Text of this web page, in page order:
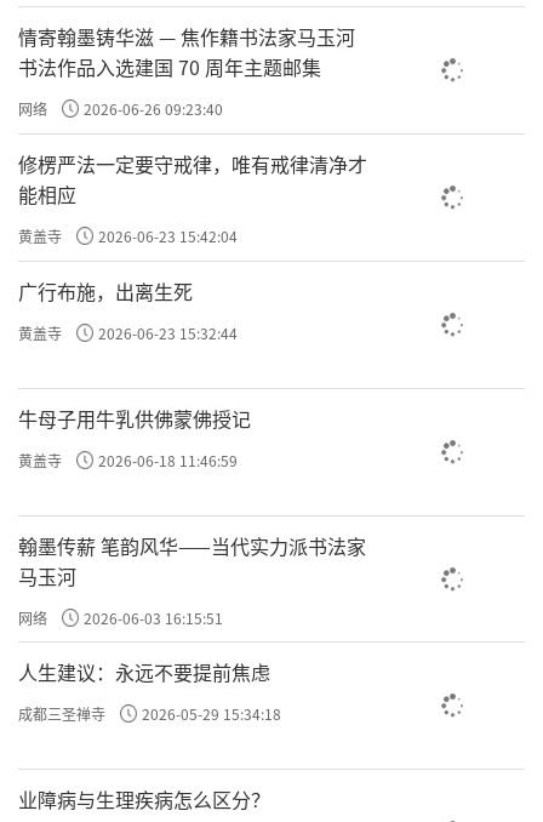
情寄翰墨铸华滋 — 焦作籍书法家马玉河
书法作品入选建国 70 周年主题邮集
网络 2026-06-26 09:23:40
修楞严法一定要守戒律，唯有戒律清净才
能相应
黄盖寺 2026-06-23 15:42:04
广行布施，出离生死
黄盖寺 2026-06-23 15:32:44
牛母子用牛乳供佛蒙佛授记
黄盖寺 2026-06-18 11:46:59
翰墨传薪 笔韵风华——当代实力派书法家
马玉河
网络 2026-06-03 16:15:51
人生建议：永远不要提前焦虑
成都三圣禅寺 2026-05-29 15:34:18
业障病与生理疾病怎么区分？